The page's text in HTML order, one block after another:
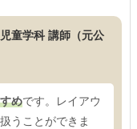
童学科 講師（元公
めです。レイアウ
うことができま